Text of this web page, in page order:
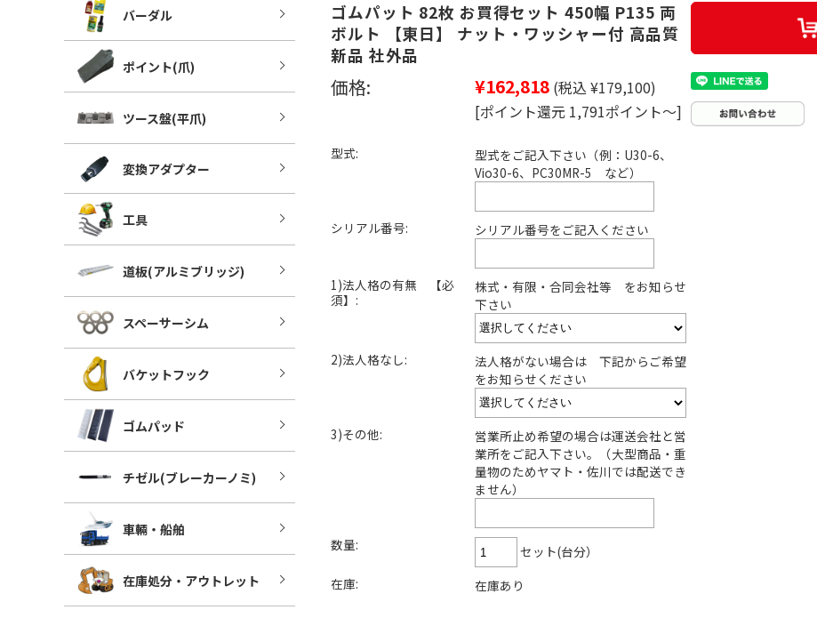
ゴムパット 82枚 お買得セット 450幅 P135 両
ボルト 【東日】 ナット・ワッシャー付 高品質
新品 社外品
価格: ¥162,818 (税込 ¥179,100)
[ポイント還元 1,791ポイント～]
型式:
型式をご記入下さい（例：U30-6、
Vio30-6、PC30MR-5 など）
シリアル番号: シリアル番号をご記入ください
1)法人格の有無 【必
須】:
株式・有限・合同会社等 をお知らせ
下さい
2)法人格なし:
法人格がない場合は 下記からご希望
をお知らせください
3)その他:
営業所止め希望の場合は運送会社と営
業所をご記入下さい。（大型商品・重
量物のためヤマト・佐川では配送でき
ません）
数量:
セット(台分）
在庫:
在庫あり
バーダル
ポイント(爪)
ツース盤(平爪)
変換アダプター
工具
道板(アルミブリッジ)
スペーサーシム
バケットフック
ゴムパッド
チゼル(ブレーカーノミ)
車輛・船舶
在庫処分・アウトレット